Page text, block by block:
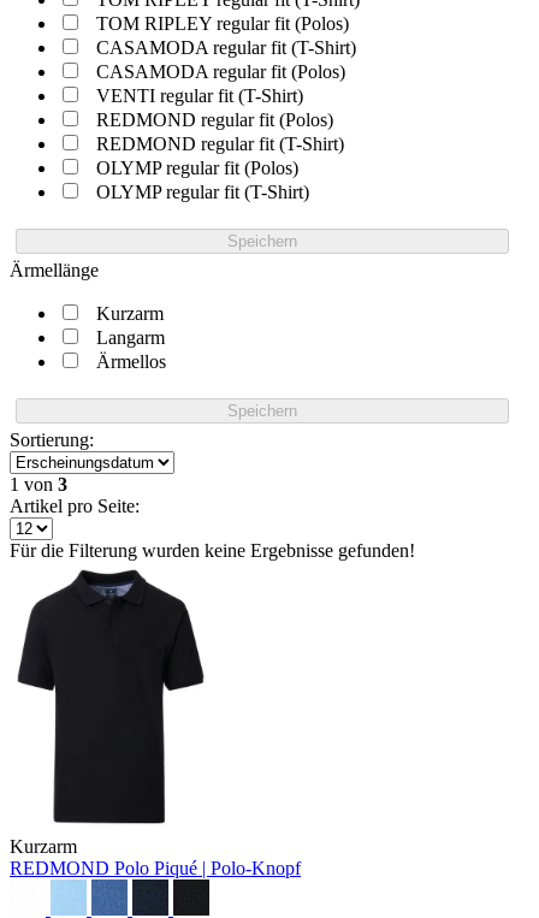
TOM RIPLEY regular fit (Polos)
CASAMODA regular fit (T-Shirt)
CASAMODA regular fit (Polos)
VENTI regular fit (T-Shirt)
REDMOND regular fit (Polos)
REDMOND regular fit (T-Shirt)
OLYMP regular fit (Polos)
OLYMP regular fit (T-Shirt)
Speichern
Ärmellänge
Kurzarm
Langarm
Ärmellos
Speichern
Sortierung:
1 von 3
Artikel pro Seite:
Für die Filterung wurden keine Ergebnisse gefunden!
Kurzarm
REDMOND Polo Piqué | Polo-Knopf